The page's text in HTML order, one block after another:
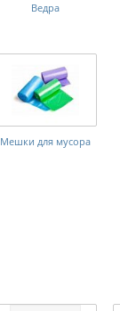
Ведра
Мешки для мусора